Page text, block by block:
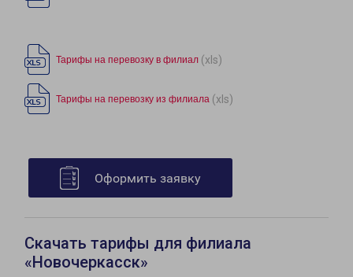
Тарифы на перевозку в филиал (xls)
Тарифы на перевозку из филиала (xls)
Оформить заявку
Скачать тарифы для филиала
«Новочеркасск»